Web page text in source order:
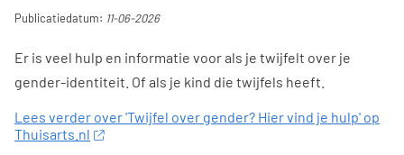
Publicatiedatum: 11-06-2026
Er is veel hulp en informatie voor als je twijfelt over je
gender-identiteit. Of als je kind die twijfels heeft.
Lees verder over 'Twijfel over gender? Hier vind je hulp' op
Thuisarts.nl